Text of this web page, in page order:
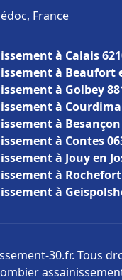
France
à Calais
à Beaufort
à Golbey
à
à Besançon
à Contes
à Jouy en
à
à
30.fr. Tous